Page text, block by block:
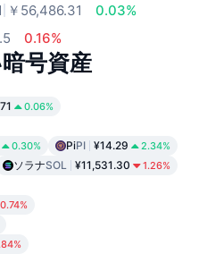
￥56,486.31
0.03%
0.16%
号資産
0.06%
0.30% PiPI ¥14.29 2.34%
ソラナSOL ¥11,531.30 1.26%
0.74%